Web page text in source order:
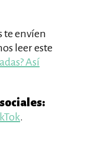
te envíen
leer este
Así
.